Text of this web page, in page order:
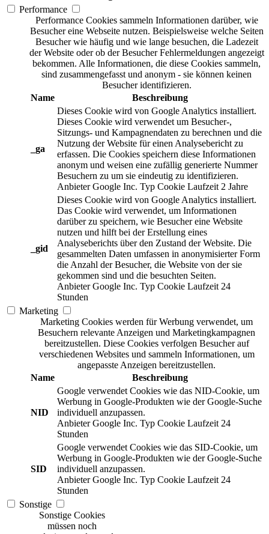
Performance
Performance Cookies sammeln Informationen darüber, wie
Besucher eine Webseite nutzen. Beispielsweise welche Seiten
Besucher wie häufig und wie lange besuchen, die Ladezeit
der Website oder ob der Besucher Fehlermeldungen angezeigt
bekommen. Alle Informationen, die diese Cookies sammeln,
sind zusammengefasst und anonym - sie können keinen
Besucher identifizieren.
Name
Beschreibung
_ga
Dieses Cookie wird von Google Analytics installiert.
Dieses Cookie wird verwendet um Besucher-,
Sitzungs- und Kampagnendaten zu berechnen und die
Nutzung der Website für einen Analysebericht zu
erfassen. Die Cookies speichern diese Informationen
anonym und weisen eine zufällig generierte Nummer
Besuchern zu um sie eindeutig zu identifizieren.
Anbieter Google Inc. Typ Cookie Laufzeit 2 Jahre
_gid
Dieses Cookie wird von Google Analytics installiert.
Das Cookie wird verwendet, um Informationen
darüber zu speichern, wie Besucher eine Website
nutzen und hilft bei der Erstellung eines
Analyseberichts über den Zustand der Website. Die
gesammelten Daten umfassen in anonymisierter Form
die Anzahl der Besucher, die Website von der sie
gekommen sind und die besuchten Seiten.
Anbieter Google Inc. Typ Cookie Laufzeit 24
Stunden
Marketing
Marketing Cookies werden für Werbung verwendet, um
Besuchern relevante Anzeigen und Marketingkampagnen
bereitzustellen. Diese Cookies verfolgen Besucher auf
verschiedenen Websites und sammeln Informationen, um
angepasste Anzeigen bereitzustellen.
Name
Beschreibung
NID
Google verwendet Cookies wie das NID-Cookie, um
Werbung in Google-Produkten wie der Google-Suche
individuell anzupassen.
Anbieter Google Inc. Typ Cookie Laufzeit 24
Stunden
SID
Google verwendet Cookies wie das SID-Cookie, um
Werbung in Google-Produkten wie der Google-Suche
individuell anzupassen.
Anbieter Google Inc. Typ Cookie Laufzeit 24
Stunden
Sonstige
Sonstige Cookies
müssen noch